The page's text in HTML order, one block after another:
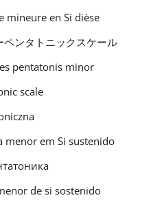
mineure en Si dièse
ペンタトニックスケール
pentatonis minor
scale
menor em Si sustenido
de si sostenido